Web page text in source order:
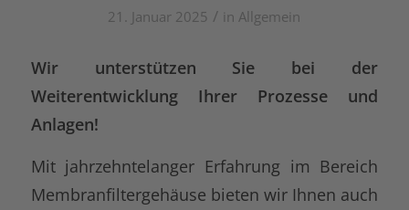
21. Januar 2025 / inAllgemein
Wir unterstützen Sie bei der
Weiterentwicklung Ihrer Prozesse und
Anlagen!
Mit jahrzehntelanger Erfahrung im Bereich
Membranfiltergehäuse bieten wir Ihnen auch